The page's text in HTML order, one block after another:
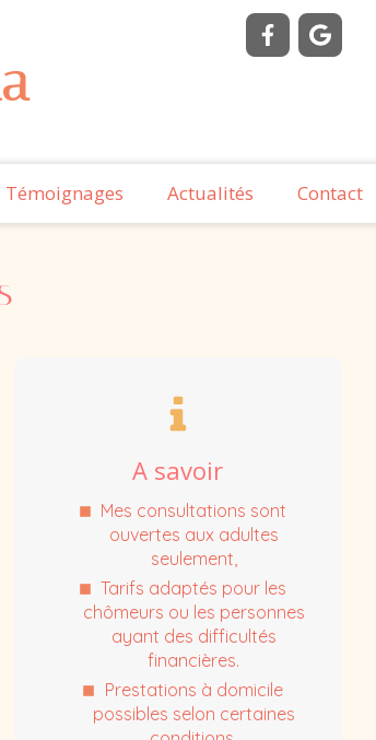
Témoignages Actualités Contact
A savoir
Mes consultations sont
ouvertes aux adultes
seulement,
Tarifs adaptés pour les
chômeurs ou les personnes
ayant des difficultés
financières.
Prestations à domicile
possibles selon certaines